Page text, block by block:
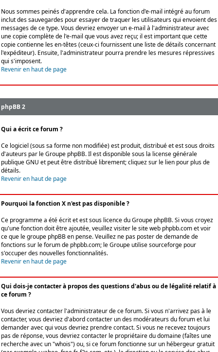
Nous sommes peinés d'apprendre cela. La fonction d'e-mail intégré au forum
inclut des sauvegardes pour essayer de traquer les utilisateurs qui envoient des
messages de ce type. Vous devriez envoyer un e-mail à l'administrateur avec
une copie complète de l'e-mail que vous avez reçu; il est important que cette
copie contienne les en-têtes (ceux-ci fournissent une liste de détails concernant
l'expéditeur). Ensuite, l'administrateur pourra prendre les mesures répressives
qui s'imposent.
Revenir en haut de page
phpBB 2
Qui a écrit ce forum ?
Ce logiciel (sous sa forme non modifiée) est produit, distribué et est sous droits
d'auteurs par leGroupe phpBB. Il est disponible sous la license générale
publique GNU et peut être distribué librement; cliquez sur le lien pour plus de
détails.
Revenir en haut de page
Pourquoi la fonction X n'est pas disponible ?
Ce programme a été écrit et est sous licence du Groupe phpBB. Si vous croyez
qu'une fonction doit être ajoutée, veuillez visiter le site web phpbb.com et voir
ce que le groupe phpBB en pense. Veuillez ne pas poster de demande de
fonctions sur le forum de phpbb.com; le Groupe utilise sourceforge pour
s'occuper des nouvelles fonctionnalités.
Revenir en haut de page
Qui dois-je contacter à propos des questions d'abus ou de légalité relatif à
ce forum ?
Vous devriez contacter l'administrateur de ce forum. Si vous n'arrivez pas à le
contacter, vous devriez d'abord contacter un des modérateurs du forum et lui
demander avec qui vous devriez prendre contact. Si vous ne recevez toujours
pas de réponse, vous devriez contacter le propriétaire du domaine (faîtes une
recherche avec un "whois") ou, si ce forum fonctionne sur un hébergeur gratuit